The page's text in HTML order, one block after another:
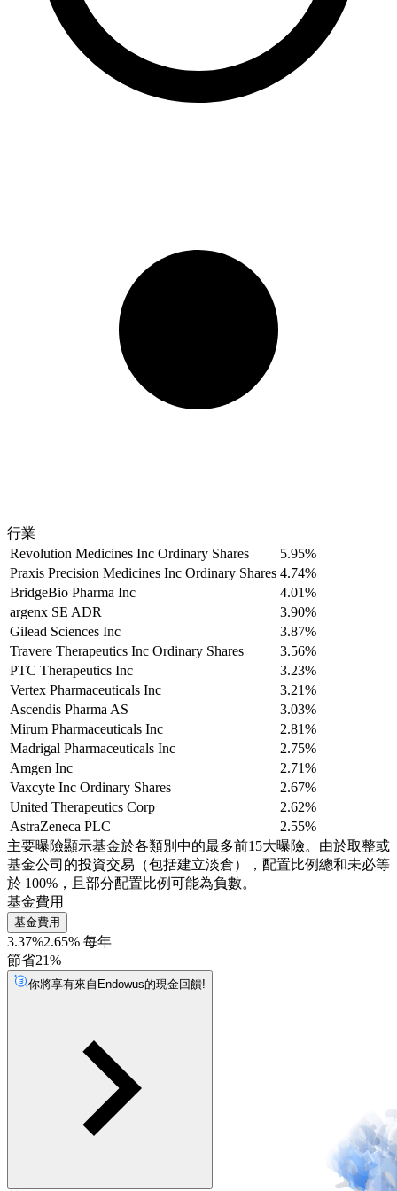
行業
Revolution Medicines Inc Ordinary Shares
5.95%
Praxis Precision Medicines Inc Ordinary Shares 4.74%
BridgeBio Pharma Inc
4.01%
argenx SE ADR
3.90%
Gilead Sciences Inc
3.87%
Travere Therapeutics Inc Ordinary Shares
3.56%
PTC Therapeutics Inc
3.23%
Vertex Pharmaceuticals Inc
3.21%
Ascendis Pharma AS
3.03%
Mirum Pharmaceuticals Inc
2.81%
Madrigal Pharmaceuticals Inc
2.75%
Amgen Inc
2.71%
Vaxcyte Inc Ordinary Shares
2.67%
United Therapeutics Corp
2.62%
AstraZeneca PLC
2.55%
主要曝險顯示基金於各類別中的最多前15大曝險。由於取整或
基金公司的投資交易（包括建立淡倉），配置比例總和未必等
於 100%，且部分配置比例可能為負數。
基金費用
基金費用
3.37%2.65% 每年
節省21%
你將享有來自Endowus的現金回饋!